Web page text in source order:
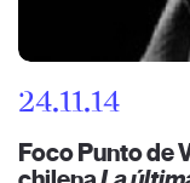
24.11.14
Foco Punto de